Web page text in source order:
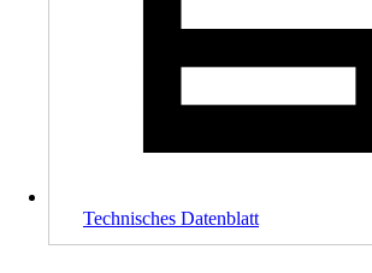
Technisches Datenblatt